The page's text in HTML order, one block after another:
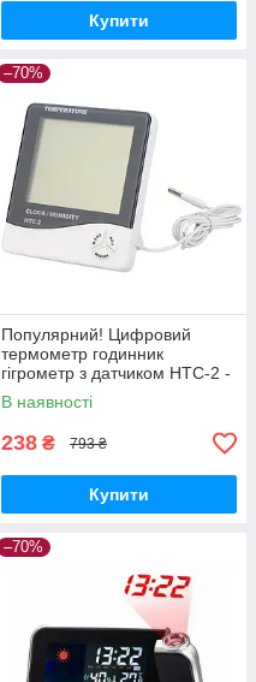
Купити
–70%
Популярний! Цифровий
термометр годинник
гігрометр з датчиком HTC-2 -
Краща якість тільки на
Nukleon.com.ua
В наявності
238 ₴ 793 ₴
Купити
–70%